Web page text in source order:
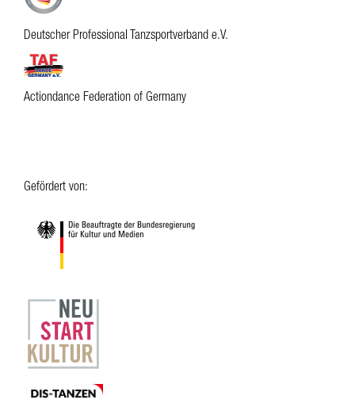
Deutscher Professional Tanzsportverband e.V.
Actiondance Federation of Germany
Gefördert von: